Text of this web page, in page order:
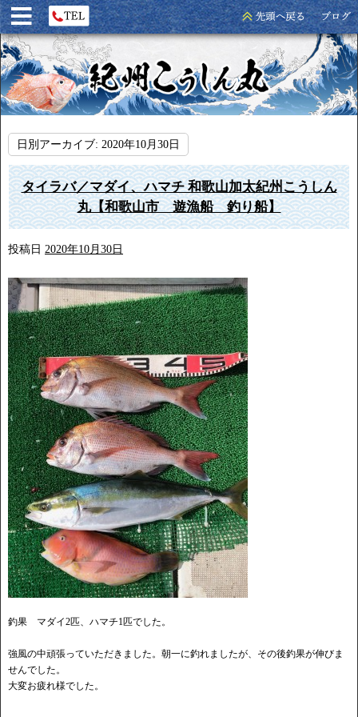
日別アーカイブ: 2020年10月30日
タイラバ／マダイ、ハマチ 和歌山加太紀州こうしん
丸【和歌山市 遊漁船 釣り船】
投稿日 2020年10月30日
釣果 マダイ2匹、ハマチ1匹でした。
強風の中頑張っていただきました。朝一に釣れましたが、その後釣果が伸びま
せんでした。
大変お疲れ様でした。